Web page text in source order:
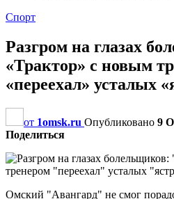
Спорт
Разгром на глазах
«Трактор» с новым
«переехал» усталых
от 1omsk.ru Опубликовано 9
Поделиться
Омский "Авангард" не смог